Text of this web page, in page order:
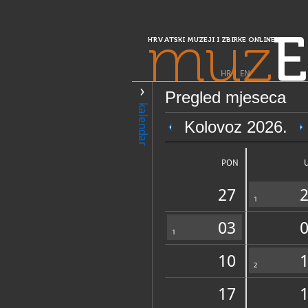
HRVATSKI MUZEJI I ZBIRKE ONLINE
muz
HR| EN
kalendar
Pregled mjeseca
Kolovoz 2026.
PON
27 1
1 03
10
2
17
PRETRAŽIVANJE
Središnja Hrvatska
JGL Muzej
OPĆI PODACI